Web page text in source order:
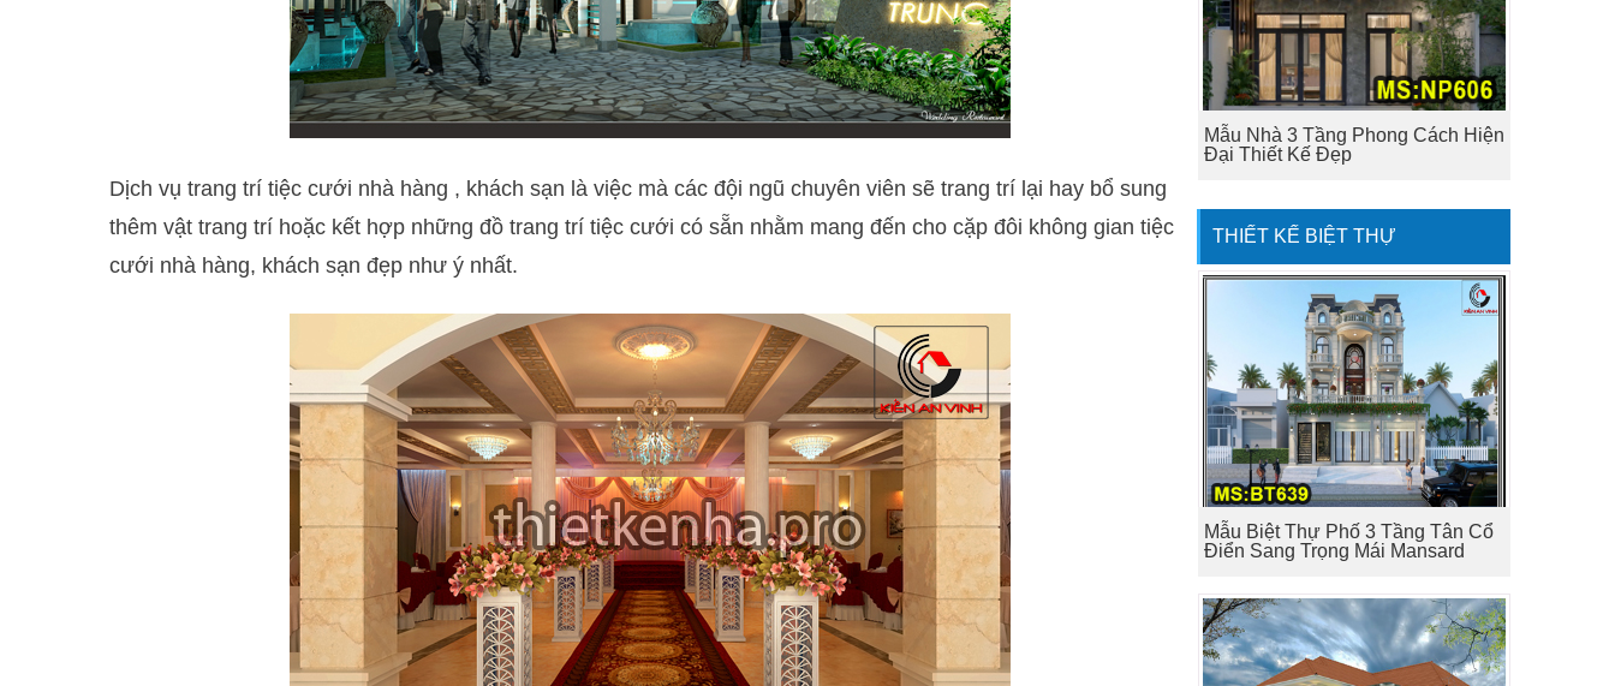
Dịch vụ trang trí tiệc cưới nhà hàng , khách sạn là việc mà các đội ngũ chuyên viên sẽ trang trí lại hay bổ sung
thêm vật trang trí hoặc kết hợp những đồ trang trí tiệc cưới có sẵn nhằm mang đến cho cặp đôi không gian tiệc
cưới nhà hàng, khách sạn đẹp như ý nhất.
Mẫu Nhà 3 Tầng Phong Cách Hiện
Đại Thiết Kế Đẹp
THIẾT KẾ BIỆT THỰ
Mẫu Biệt Thự Phố 3 Tầng Tân Cổ
Điển Sang Trọng Mái Mansard